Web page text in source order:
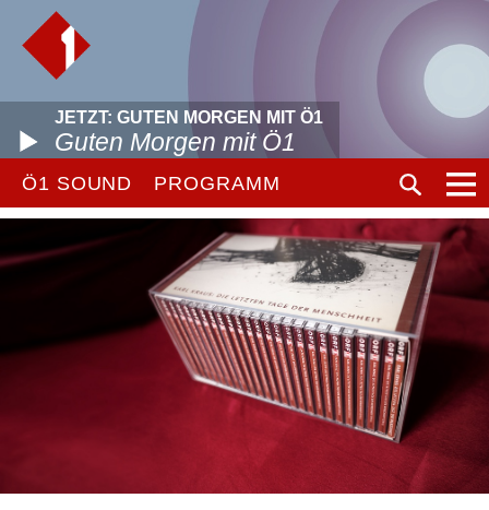
JETZT: GUTEN MORGEN MIT Ö1
Guten Morgen mit Ö1
Ö1 SOUND PROGRAMM